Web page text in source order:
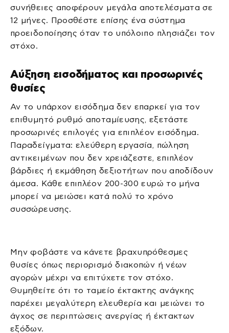
συνήθειες αποφέρουν μεγάλα αποτελέσματα σε
12 μήνες. Προσθέστε επίσης ένα σύστημα
προειδοποίησης όταν το υπόλοιπο πλησιάζει τον
στόχο.
Αύξηση εισοδήματος και προσωρινές
θυσίες
Αν το υπάρχον εισόδημα δεν επαρκεί για τον
επιθυμητό ρυθμό αποταμίευσης, εξετάστε
προσωρινές επιλογές για επιπλέον εισόδημα.
Παραδείγματα: ελεύθερη εργασία, πώληση
αντικειμένων που δεν χρειάζεστε, επιπλέον
βάρδιες ή εκμάθηση δεξιοτήτων που αποδίδουν
άμεσα. Κάθε επιπλέον 200-300 ευρώ το μήνα
μπορεί να μειώσει κατά πολύ το χρόνο
συσσώρευσης.
Μην φοβάστε να κάνετε βραχυπρόθεσμες
θυσίες όπως περιορισμό διακοπών ή νέων
αγορών μέχρι να επιτύχετε τον στόχο.
Θυμηθείτε ότι το ταμείο έκτακτης ανάγκης
παρέχει μεγαλύτερη ελευθερία και μειώνει το
άγχος σε περιπτώσεις ανεργίας ή έκτακτων
εξόδων.